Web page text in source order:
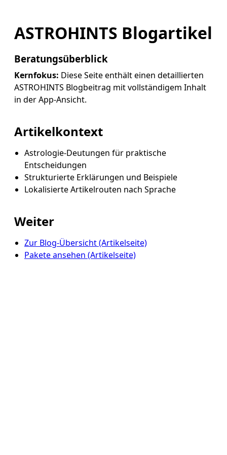
ASTROHINTS Blogartikel
Beratungsüberblick
Kernfokus: Diese Seite enthält einen detaillierten
ASTROHINTS Blogbeitrag mit vollständigem Inhalt
in der App-Ansicht.
Artikelkontext
Astrologie-Deutungen für praktische
Entscheidungen
Strukturierte Erklärungen und Beispiele
Lokalisierte Artikelrouten nach Sprache
Weiter
Zur Blog-Übersicht (Artikelseite)
Pakete ansehen (Artikelseite)